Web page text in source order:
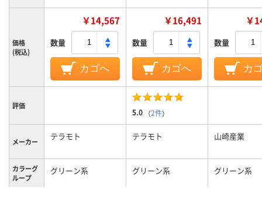
価格
(税込)
￥14,567
数量
カゴへ
￥16,491
数量
カゴへ
￥
数量
カ
評価
5.0 （2件）
メーカー テラモト テラモト 山崎産業
カラーグ
ループ
グリーン系 グリーン系 グリーン系